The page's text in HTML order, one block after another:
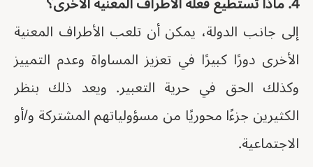
إلى جانب الدولة، يمكن أن تلعب الأطراف المعنية
الأخرى دورًا كبيرًا في تعزيز المساواة وعدم التمييز
وكذلك الحق في حرية التعبير. ويعد ذلك بنظر
الكثيرين جزءًا محوريًا من مسؤولياتهم المشتركة و/أو
الاجتماعية.